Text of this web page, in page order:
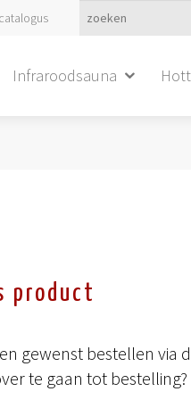
Infraroodsauna
product
gewenst bestellen via
te gaan tot